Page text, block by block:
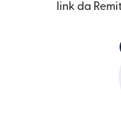
link da